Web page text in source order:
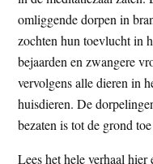
omliggende dorpen in
zochten hun toevlucht in
bejaarden en zwangere
vervolgens alle dieren in
huisdieren. De
bezaten is tot de grond
Lees het hele verhaal